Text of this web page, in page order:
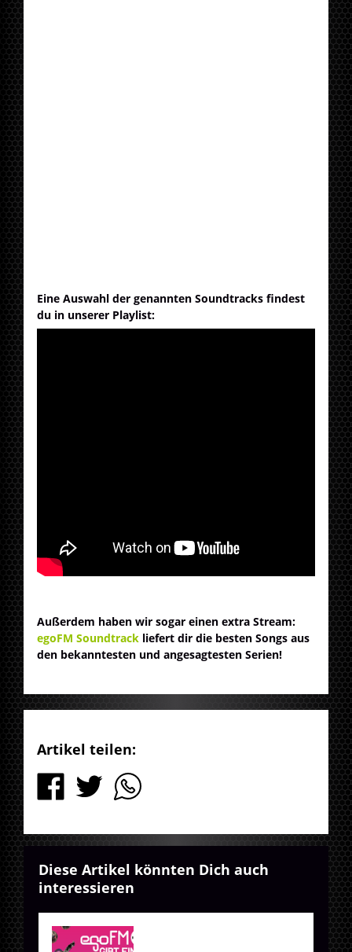
Eine Auswahl der genannten Soundtracks findest
du in unserer Playlist:
Außerdem haben wir sogar einen extra Stream:
egoFM Soundtrack liefert dir die besten Songs aus
den bekanntesten und angesagtesten Serien!
Artikel teilen:
Diese Artikel könnten Dich auch
interessieren